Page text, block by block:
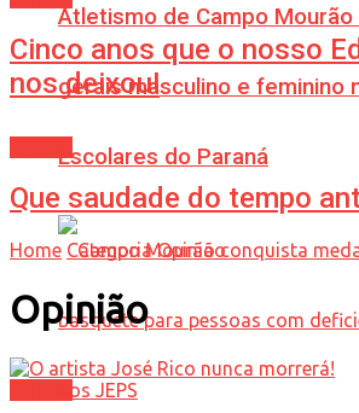
Atletismo de Campo
gerais masculino e feminino
Escolares do Paraná
Cinco anos que o nosso
nos deixou!
Que saudade do tempo
Home Categoria Opinião
Opinião